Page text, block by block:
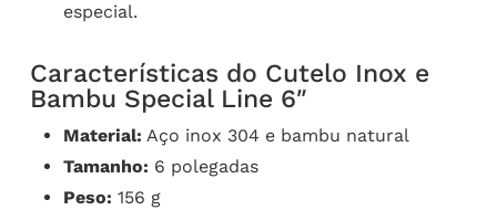
especial.
Características do Cutelo Inox e
Bambu Special Line 6″
Material: Aço inox 304 e bambu natural
Tamanho: 6 polegadas
Peso: 156 g